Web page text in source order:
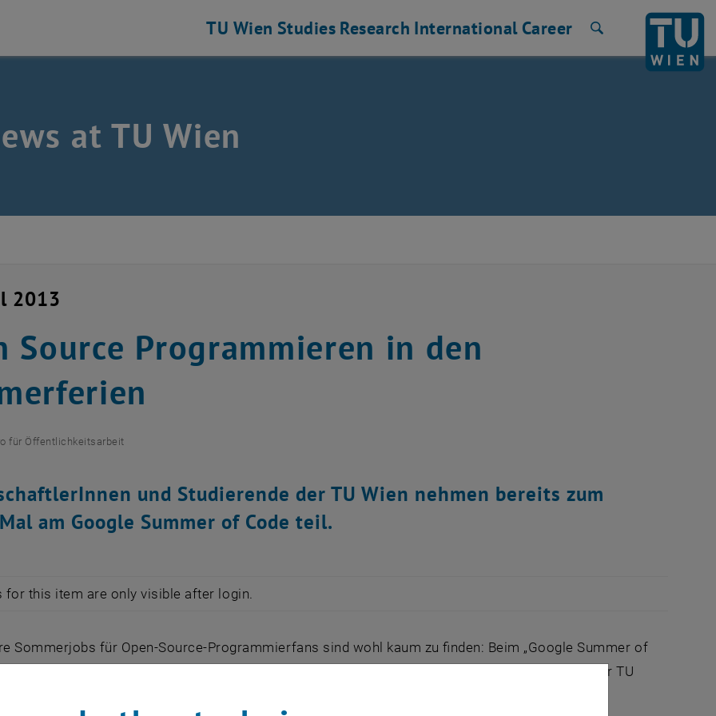
TU Wien Studies Research International Career
at TU Wien
2013
Source Programmieren in den
für Öffentlichkeitsarbeit
und Studierende der TU Wien nehmen bereits zum
am Google Summer of Code teil.
for this item are only visible after login.
Sommerjobs für Open-Source-Programmierfans sind wohl kaum zu finden: Beim „Google Summer of
Studierende auch in diesem Jahr wieder die Möglichkeit, unter Anleitung von SpezialistInnen der TU